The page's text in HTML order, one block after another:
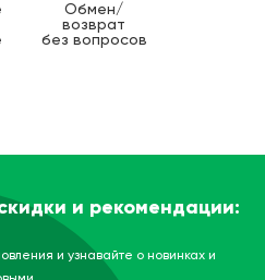
Обмен/
возврат
без вопросов
и рекомендации:
и узнавайте о новинках и